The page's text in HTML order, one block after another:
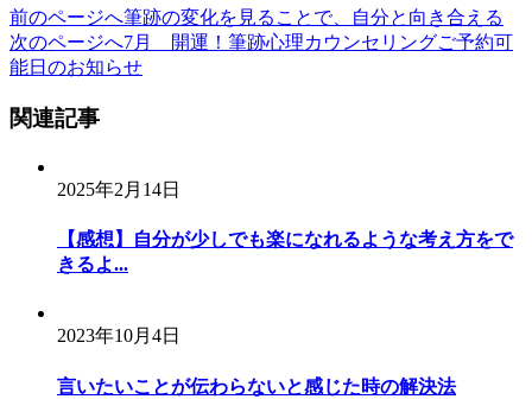
前のページへ筆跡の変化を見ることで、自分と向き合える
次のページへ7月 開運！筆跡心理カウンセリングご予約可
能日のお知らせ
関連記事
2025年2月14日
【感想】自分が少しでも楽になれるような考え方をで
きるよ...
2023年10月4日
言いたいことが伝わらないと感じた時の解決法